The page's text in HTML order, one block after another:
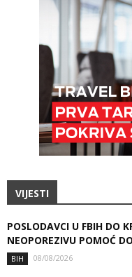
VIJESTI
POSLODAVCI U FBIH DO
NEOPOREZIVU POMOĆ
BIH 08/08/2026